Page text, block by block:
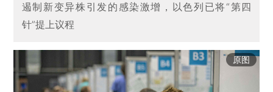
遏制新变异株引发的感染激增，以色列已将“第四
针”提上议程
原图